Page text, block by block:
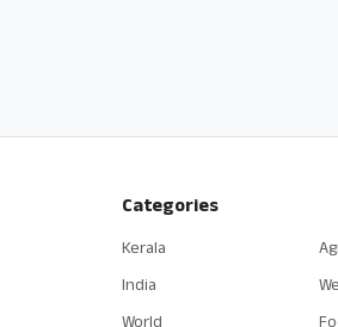
Categories
Kerala
India
World